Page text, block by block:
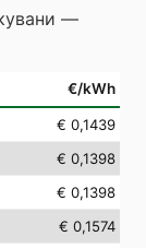
—
€/kWh
€ 0,1439
€ 0,1398
€ 0,1398
€ 0,1574